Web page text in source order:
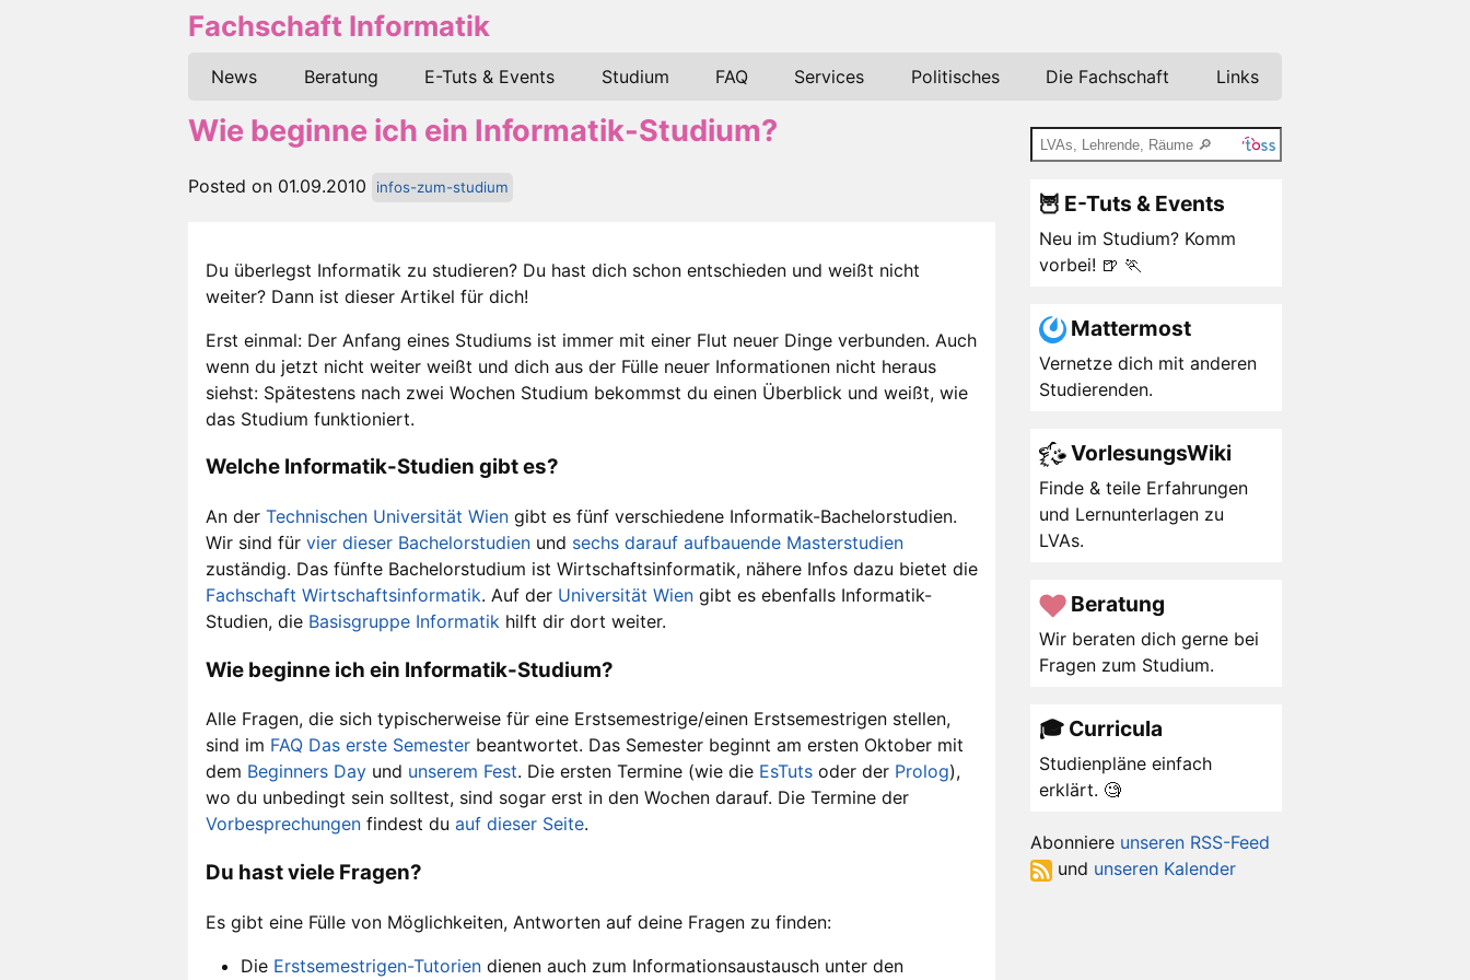
Fachschaft Informatik
News Beratung E-Tuts & Events Studium FAQ Services Politisches Die Fachschaft Links
Wie beginne ich ein Informatik-Studium?
Posted on 01.09.2010 infos-zum-studium
Du überlegst Informatik zu studieren? Du hast dich schon entschieden und weißt nicht
weiter? Dann ist dieser Artikel für dich!
Erst einmal: Der Anfang eines Studiums ist immer mit einer Flut neuer Dinge verbunden. Auch
wenn du jetzt nicht weiter weißt und dich aus der Fülle neuer Informationen nicht heraus
siehst: Spätestens nach zwei Wochen Studium bekommst du einen Überblick und weißt, wie
das Studium funktioniert.
Welche Informatik-Studien gibt es?
An der Technischen Universität Wien gibt es fünf verschiedene Informatik-Bachelorstudien.
Wir sind für vier dieser Bachelorstudien und sechs darauf aufbauende Masterstudien
zuständig. Das fünfte Bachelorstudium ist Wirtschaftsinformatik, nähere Infos dazu bietet die
Fachschaft Wirtschaftsinformatik. Auf der Universität Wien gibt es ebenfalls Informatik-
Studien, die Basisgruppe Informatik hilft dir dort weiter.
Wie beginne ich ein Informatik-Studium?
Alle Fragen, die sich typischerweise für eine Erstsemestrige/einen Erstsemestrigen stellen,
sind im FAQ Das erste Semester beantwortet. Das Semester beginnt am ersten Oktober mit
dem Beginners Day und unserem Fest. Die ersten Termine (wie die EsTuts oder der Prolog),
wo du unbedingt sein solltest, sind sogar erst in den Wochen darauf. Die Termine der
Vorbesprechungen findest du auf dieser Seite.
Du hast viele Fragen?
Es gibt eine Fülle von Möglichkeiten, Antworten auf deine Fragen zu finden:
Die Erstsemestrigen-Tutorien dienen auch zum Informationsaustausch unter den
🦉 E-Tuts & Events
Neu im Studium? Komm
vorbei! 🍺 🏃
Mattermost
Vernetze dich mit anderen
Studierenden.
VorlesungsWiki
Finde & teile Erfahrungen
und Lernunterlagen zu
LVAs.
Beratung
Wir beraten dich gerne bei
Fragen zum Studium.
🎓 Curricula
Studienpläne einfach
erklärt. 🧐
Abonniere unseren RSS-Feed
und unseren Kalender